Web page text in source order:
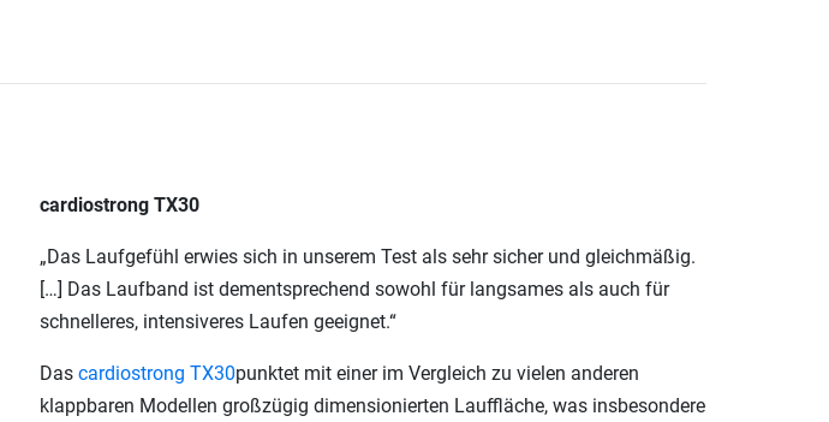
cardiostrong TX30
„Das Laufgefühl erwies sich in unserem Test als sehr sicher und gleichmäßig.
[…] Das Laufband ist dementsprechend sowohl für langsames als auch für
schnelleres, intensiveres Laufen geeignet.“
Das cardiostrong TX30punktet mit einer im Vergleich zu vielen anderen
klappbaren Modellen großzügig dimensionierten Lauffläche, was insbesondere